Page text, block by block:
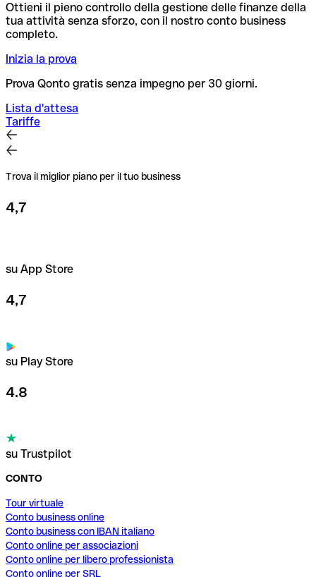
Ottieni il pieno controllo della gestione delle finanze della
tua attività senza sforzo, con il nostro conto business
completo.
Inizia la prova
Prova Qonto gratis senza impegno per 30 giorni.
Lista d'attesa
Tariffe
Trova il miglior piano per il tuo business
4,7
su App Store
4,7
su Play Store
4.8
su Trustpilot
CONTO
Tour virtuale
Conto business online
Conto business con IBAN italiano
Conto online per associazioni
Conto online per libero professionista
Conto online per SRL